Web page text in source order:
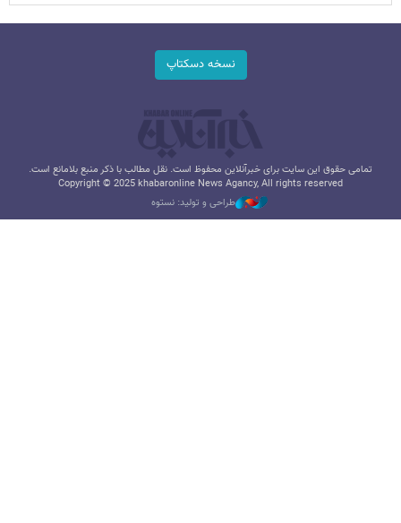
نسخه دسکتاپ
تمامی حقوق این سایت برای خبرآنلاین محفوظ است. نقل مطالب با ذکر منبع بلامانع است.
Copyright © 2025 khabaronline News Agancy, All rights reserved
طراحی و تولید: نستوه